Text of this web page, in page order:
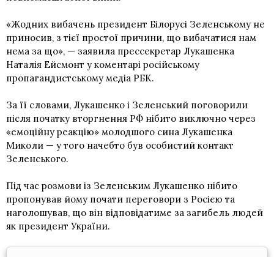
«Жодних вибачень президент Білорусі Зеленському не
приносив, з тієї простої причини, що вибачатися нам
нема за що», — заявила прессекретар Лукашенка
Наталія Ейсмонт у коментарі російському
пропагандистському медіа РБК.
За її словами, Лукашенко і Зеленський поговорили
після початку вторгнення РФ нібито виключно через
«емоційну реакцію» молодшого сина Лукашенка
Миколи — у того начебто був особистий контакт
Зеленського.
Під час розмови із Зеленським Лукашенко нібито
пропонував йому почати переговори з Росією та
наголошував, що він відповідатиме за загибель людей
як президент України.